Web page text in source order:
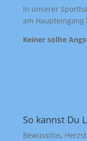
In unserer
am Haupteingang
Keiner sollte
So kannst Du
Bewusstlos,